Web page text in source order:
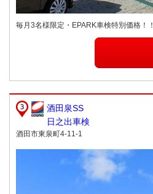
毎月3名様限定・EPARK車検特別価格！！
酒田泉SS
日之出車検
酒田市東泉町4-11-1